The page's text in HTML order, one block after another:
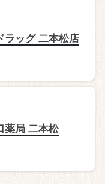
ラッグ 二本松店
薬局 二本松